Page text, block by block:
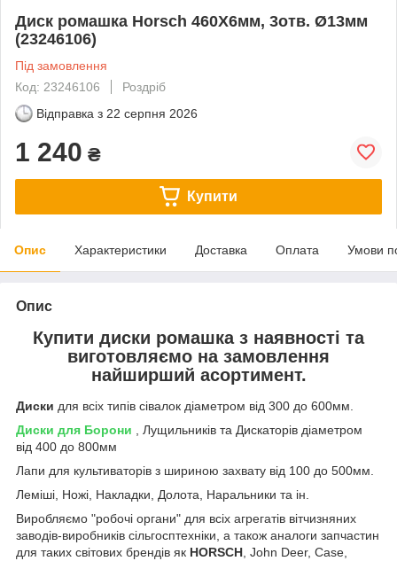
Диск ромашка Horsch 460Х6мм, 3отв. Ø13мм
(23246106)
Під замовлення
Код: 23246106
Роздріб
Відправка з 22 серпня 2026
1 240 ₴
Купити
Опис Характеристики Доставка Оплата Умови
Опис
Купити диски ромашка з наявності та
виготовляємо на замовлення
найширший асортимент.
Диски для всіх типів сівалок діаметром від 300 до 600мм.
Диски для Борони , Лущильників та Дискаторів діаметром
від 400 до 800мм
Лапи для культиваторів з шириною захвату від 100 до 500мм.
Леміші, Ножі, Накладки, Долота, Наральники та ін.
Виробляємо "робочі органи" для всіх агрегатів вітчизняних
заводів-виробників сільгосптехніки, а також аналоги запчастин
для таких світових брендів як HORSCH, John Deer, Case,